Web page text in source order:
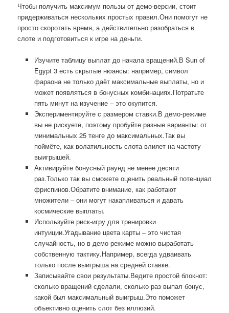
Чтобы получить максимум пользы от демо-версии, стоит
придерживаться нескольких простых правил.Они помогут не
просто скоротать время, а действительно разобраться в
слоте и подготовиться к игре на деньги.
Изучите таблицу выплат до начала вращений.В Sun of
Egypt 3 есть скрытые нюансы: например, символ
фараона не только даёт максимальные выплаты, но и
может появляться в бонусных комбинациях.Потратьте
пять минут на изучение – это окупится.
Экспериментируйте с размером ставки.В демо-режиме
вы не рискуете, поэтому пробуйте разные варианты: от
минимальных 25 тенге до максимальных.Так вы
поймёте, как волатильность слота влияет на частоту
выигрышей.
Активируйте бонусный раунд не менее десяти
раз.Только так вы сможете оценить реальный потенциал
фриспинов.Обратите внимание, как работают
множители – они могут накапливаться и давать
космические выплаты.
Используйте риск-игру для тренировки
интуиции.Угадывание цвета карты – это чистая
случайность, но в демо-режиме можно выработать
собственную тактику.Например, всегда удваивать
только после выигрыша на средней ставке.
Записывайте свои результаты.Ведите простой блокнот:
сколько вращений сделали, сколько раз выпал бонус,
какой был максимальный выигрыш.Это поможет
объективно оценить слот без иллюзий.